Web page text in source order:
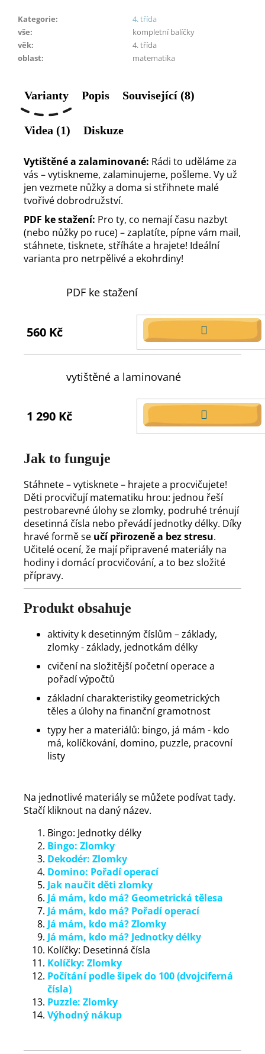
Kategorie:
4. třída
vše:
kompletní balíčky
věk:
4. třída
oblast: matematika
Varianty Popis Související (8)
Videa (1) Diskuze
Vytištěné a zalaminované: Rádi to uděláme za
vás – vytiskneme, zalaminujeme, pošleme. Vy už
jen vezmete nůžky a doma si střihnete malé
tvořivé dobrodružství.
PDF ke stažení: Pro ty, co nemají času nazbyt
(nebo nůžky po ruce) – zaplatíte, pípne vám mail,
stáhnete, tisknete, stříháte a hrajete! Ideální
varianta pro netrpělivé a ekohrdiny!
PDF ke stažení
560 Kč
DO
KOŠÍKU
vytištěné a laminované
1 290 Kč
DO
KOŠÍKU
Jak to funguje
Stáhnete – vytisknete – hrajete a procvičujete!
Děti procvičují matematiku hrou: jednou řeší
pestrobarevné úlohy se zlomky, podruhé trénují
desetinná čísla nebo převádí jednotky délky. Díky
hravé formě se učí přirozeně a bez stresu.
Učitelé ocení, že mají připravené materiály na
hodiny i domácí procvičování, a to bez složité
přípravy.
Produkt obsahuje
aktivity k desetinným číslům – základy,
zlomky - základy, jednotkám délky
cvičení na složitější početní operace a
pořadí výpočtů
základní charakteristiky geometrických
těles a úlohy na finanční gramotnost
typy her a materiálů: bingo, já mám - kdo
má, kolíčkování, domino, puzzle, pracovní
listy
Na jednotlivé materiály se můžete podívat tady.
Stačí kliknout na daný název.
Bingo: Jednotky délky
Bingo: Zlomky
Dekodér: Zlomky
Domino: Pořadí operací
Jak naučit děti zlomky
Já mám, kdo má? Geometrická tělesa
Já mám, kdo má? Pořadí operací
Já mám, kdo má? Zlomky
Já mám, kdo má? Jednotky délky
Kolíčky: Desetinná čísla
Kolíčky: Zlomky
Počítání podle šipek do 100 (dvojciferná
čísla)
Puzzle: Zlomky
Výhodný nákup